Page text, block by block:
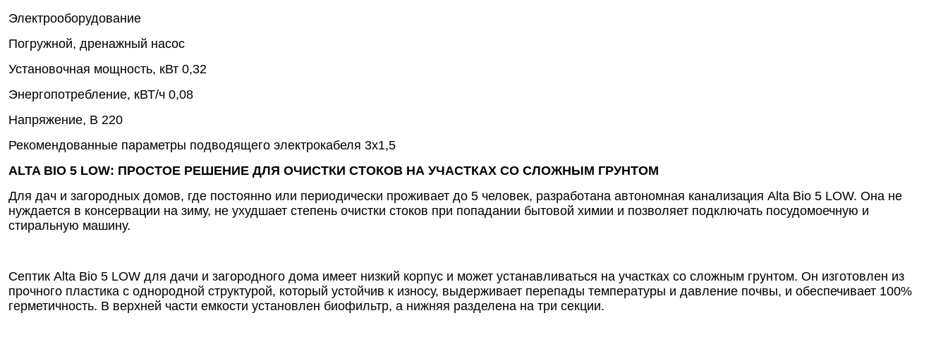
Электрооборудование
Погружной, дренажный насос
Установочная мощность, кВт 0,32
Энергопотребление, кВТ/ч 0,08
Напряжение, В 220
Рекомендованные параметры подводящего электрокабеля 3х1,5
ALTA BIO 5 LOW: ПРОСТОЕ РЕШЕНИЕ ДЛЯ ОЧИСТКИ СТОКОВ НА УЧАСТКАХ СО СЛОЖНЫМ ГРУНТОМ
Для дач и загородных домов, где постоянно или периодически проживает до 5 человек, разработана автономная канализация Alta Bio 5 LOW. Она не
нуждается в консервации на зиму, не ухудшает степень очистки стоков при попадании бытовой химии и позволяет подключать посудомоечную и
стиральную машину.
Септик Alta Bio 5 LOW для дачи и загородного дома имеет низкий корпус и может устанавливаться на участках со сложным грунтом. Он изготовлен из
прочного пластика с однородной структурой, который устойчив к износу, выдерживает перепады температуры и давление почвы, и обеспечивает 100%
герметичность. В верхней части емкости установлен биофильтр, а нижняя разделена на три секции.